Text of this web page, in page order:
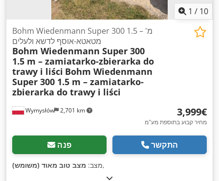
1 / 10
Wymysłów 2,701 km
Bohm Wiedenmann Super 300 1.5 מ' –
מטאטא-אוסף לדשא ולעלים
Bohm Wiedenmann Super 300
1.5 m – zamiatarko-zbierarka do
trawy i liści Bohm Wiedenmann
Super 300 1.5 m – zamiatarko-
zbierarka do trawy i liści
‏3,999 ‏€
מחיר קבוע בתוספת מע"מ
פנה התקשר
מצב: מצב טוב מאוד (משומש) ,